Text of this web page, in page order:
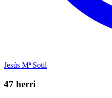
Jesús Mª Sotil
47 herri